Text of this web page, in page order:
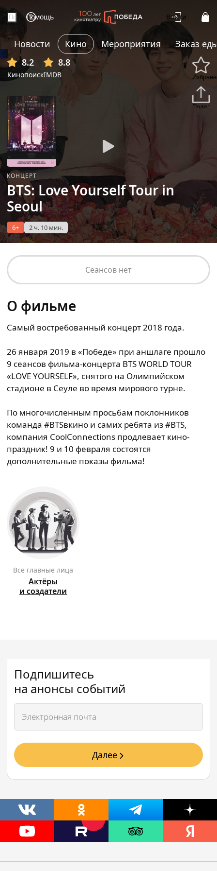
Помощь Войти
Новости Кино Мероприятия
Заказ
8.2
Кинопоиск
8.8
IMDB
+4
КОНЦЕРТ
BTS: Love Yourself Tour in
Seoul
6+ 2 ч. 10 мин.
Сеансов нет
О фильме
Самый востребованный концерт 2018 года.
26 января 2019 в «Победе» при аншлаге прошло
9 сеансов фильма-концерта BTS WORLD TOUR
«LOVE YOURSELF», снятого на Олимпийском
стадионе в Сеуле во время мирового турне.
По многочисленным просьбам поклонников
команда #BTSвкино и самих ребята из #BTS,
компания CoolConnections продлевает кино-
праздник! 9 и 10 февраля состоятся
дополнительные показы фильма!
Все главные лица
Актёры
и создатели
Подпишитесь
на анонсы событий
Далее